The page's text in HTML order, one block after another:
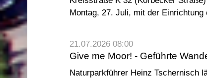
Montag, 27. Juli, mit der Einrichtung
21.07.2026 08:00
Give me Moor! - Geführte
Naturparkführer Heinz Tschernisch